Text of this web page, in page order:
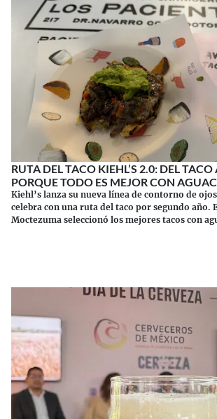
RUTA DEL TACO KIEHL’S 2.0: DEL TACO
PORQUE TODO ES MEJOR CON
Kiehl’s lanza su nueva línea de contorno de
celebra con una ruta del taco por segundo año.
Moctezuma seleccionó los mejores tacos con